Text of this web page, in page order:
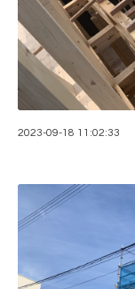
2023-09-18 11:02:33